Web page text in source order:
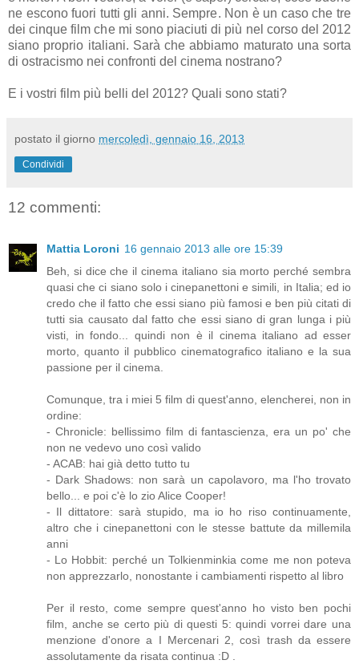
ne escono fuori tutti gli anni. Sempre. Non è un caso che tre
dei cinque film che mi sono piaciuti di più nel corso del 2012
siano proprio italiani. Sarà che abbiamo maturato una sorta
di ostracismo nei confronti del cinema nostrano?
E i vostri film più belli del 2012? Quali sono stati?
postato il giorno mercoledì, gennaio 16, 2013
Condividi
12 commenti:
Mattia Loroni 16 gennaio 2013 alle ore 15:39
Beh, si dice che il cinema italiano sia morto perché sembra
quasi che ci siano solo i cinepanettoni e simili, in Italia; ed io
credo che il fatto che essi siano più famosi e ben più citati di
tutti sia causato dal fatto che essi siano di gran lunga i più
visti, in fondo... quindi non è il cinema italiano ad esser
morto, quanto il pubblico cinematografico italiano e la sua
passione per il cinema.
Comunque, tra i miei 5 film di quest'anno, elencherei, non in
ordine:
- Chronicle: bellissimo film di fantascienza, era un po' che
non ne vedevo uno così valido
- ACAB: hai già detto tutto tu
- Dark Shadows: non sarà un capolavoro, ma l'ho trovato
bello... e poi c'è lo zio Alice Cooper!
- Il dittatore: sarà stupido, ma io ho riso continuamente,
altro che i cinepanettoni con le stesse battute da millemila
anni
- Lo Hobbit: perché un Tolkienminkia come me non poteva
non apprezzarlo, nonostante i cambiamenti rispetto al libro
Per il resto, come sempre quest'anno ho visto ben pochi
film, anche se certo più di questi 5: quindi vorrei dare una
menzione d'onore a I Mercenari 2, così trash da essere
assolutamente da risata continua :D .